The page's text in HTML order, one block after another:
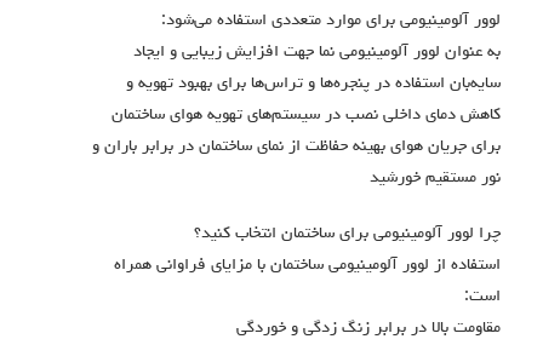
لوور آلومینیومی برای موارد متعددی استفاده می‌شود:
به عنوان لوور آلومینیومی نما جهت افزایش زیبایی و ایجاد
سایه‌بان استفاده در پنجره‌ها و تراس‌ها برای بهبود تهویه و
کاهش دمای داخلی نصب در سیستم‌های تهویه هوای ساختمان
برای جریان هوای بهینه حفاظت از نمای ساختمان در برابر باران و
نور مستقیم خورشید
چرا لوور آلومینیومی برای ساختمان انتخاب کنید؟
استفاده از لوور آلومینیومی ساختمان با مزایای فراوانی همراه
است:
مقاومت بالا در برابر زنگ زدگی و خوردگی